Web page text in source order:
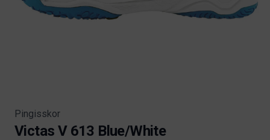
Pingisskor
Victas V 613 Blue/White